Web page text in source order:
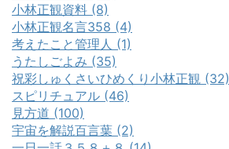
小林正観資料 (8)
小林正観名言358 (4)
考えたこと管理人 (1)
うたしごよみ (35)
祝彩しゅくさいひめくり小林正観 (32)
スピリチュアル (46)
見方道 (100)
宇宙を解説百言葉 (2)